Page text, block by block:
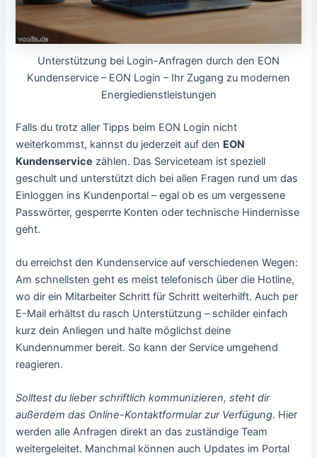
Unterstützung bei Login-Anfragen durch den EON
Kundenservice – EON Login – Ihr Zugang zu modernen
Energiedienstleistungen
Falls du trotz aller Tipps beim EON Login nicht
weiterkommst, kannst du jederzeit auf den EON
Kundenservice zählen. Das Serviceteam ist speziell
geschult und unterstützt dich bei allen Fragen rund um das
Einloggen ins Kundenportal – egal ob es um vergessene
Passwörter, gesperrte Konten oder technische Hindernisse
geht.
du erreichst den Kundenservice auf verschiedenen Wegen:
Am schnellsten geht es meist telefonisch über die Hotline,
wo dir ein Mitarbeiter Schritt für Schritt weiterhilft. Auch per
E-Mail erhältst du rasch Unterstützung – schilder einfach
kurz dein Anliegen und halte möglichst deine
Kundennummer bereit. So kann der Service umgehend
reagieren.
Solltest du lieber schriftlich kommunizieren, steht dir
außerdem das Online-Kontaktformular zur Verfügung. Hier
werden alle Anfragen direkt an das zuständige Team
weitergeleitet. Manchmal können auch Updates im Portal